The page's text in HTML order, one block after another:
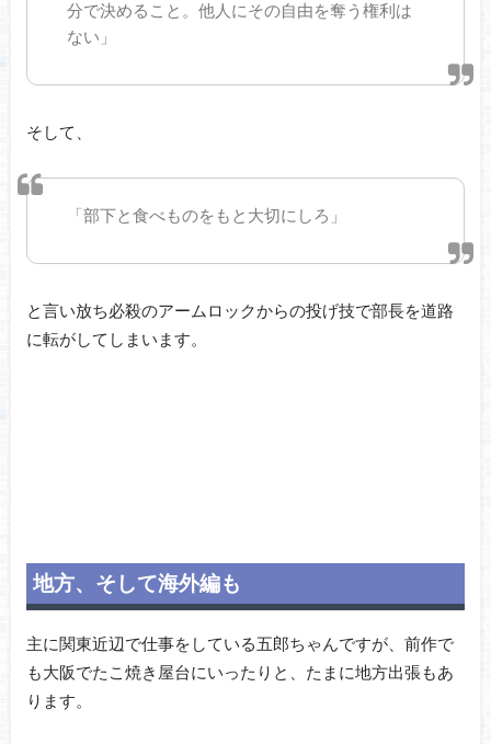
分で決めること。他人にその自由を奪う権利は
ない」
そして、
「部下と食べものをもと大切にしろ」
と言い放ち必殺のアームロックからの投げ技で部長を道路
に転がしてしまいます。
地方、そして海外編も
主に関東近辺で仕事をしている五郎ちゃんですが、前作で
も大阪でたこ焼き屋台にいったりと、たまに地方出張もあ
ります。